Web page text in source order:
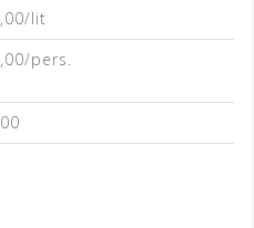
lit
pers.